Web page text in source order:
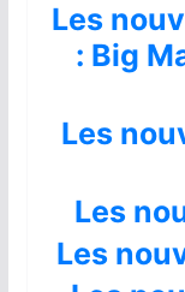
Les
: Big
Les
Les
Les